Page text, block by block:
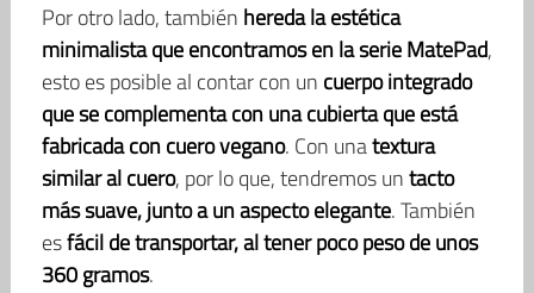
Por otro lado, también hereda la estética
minimalista que encontramos en la serie MatePad,
esto es posible al contar con un cuerpo integrado
que se complementa con una cubierta que está
fabricada con cuero vegano. Con unatextura
similar al cuero, por lo que, tendremos untacto
más suave, junto a un aspecto elegante. También
esfácil de transportar, al tener poco peso de unos
360 gramos.